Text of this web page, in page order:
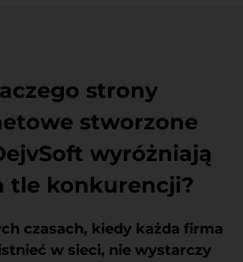
strony
stworzone
wyróżniają
tle konkurencji?
czasach, kiedy każda firma
w sieci, nie wystarczy